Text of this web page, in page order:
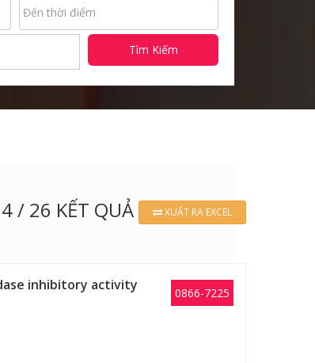
Tìm Kiếm
/ 26 KẾT QUẢ XUẤT RA EXCEL
0866-7225
inhibitory activity